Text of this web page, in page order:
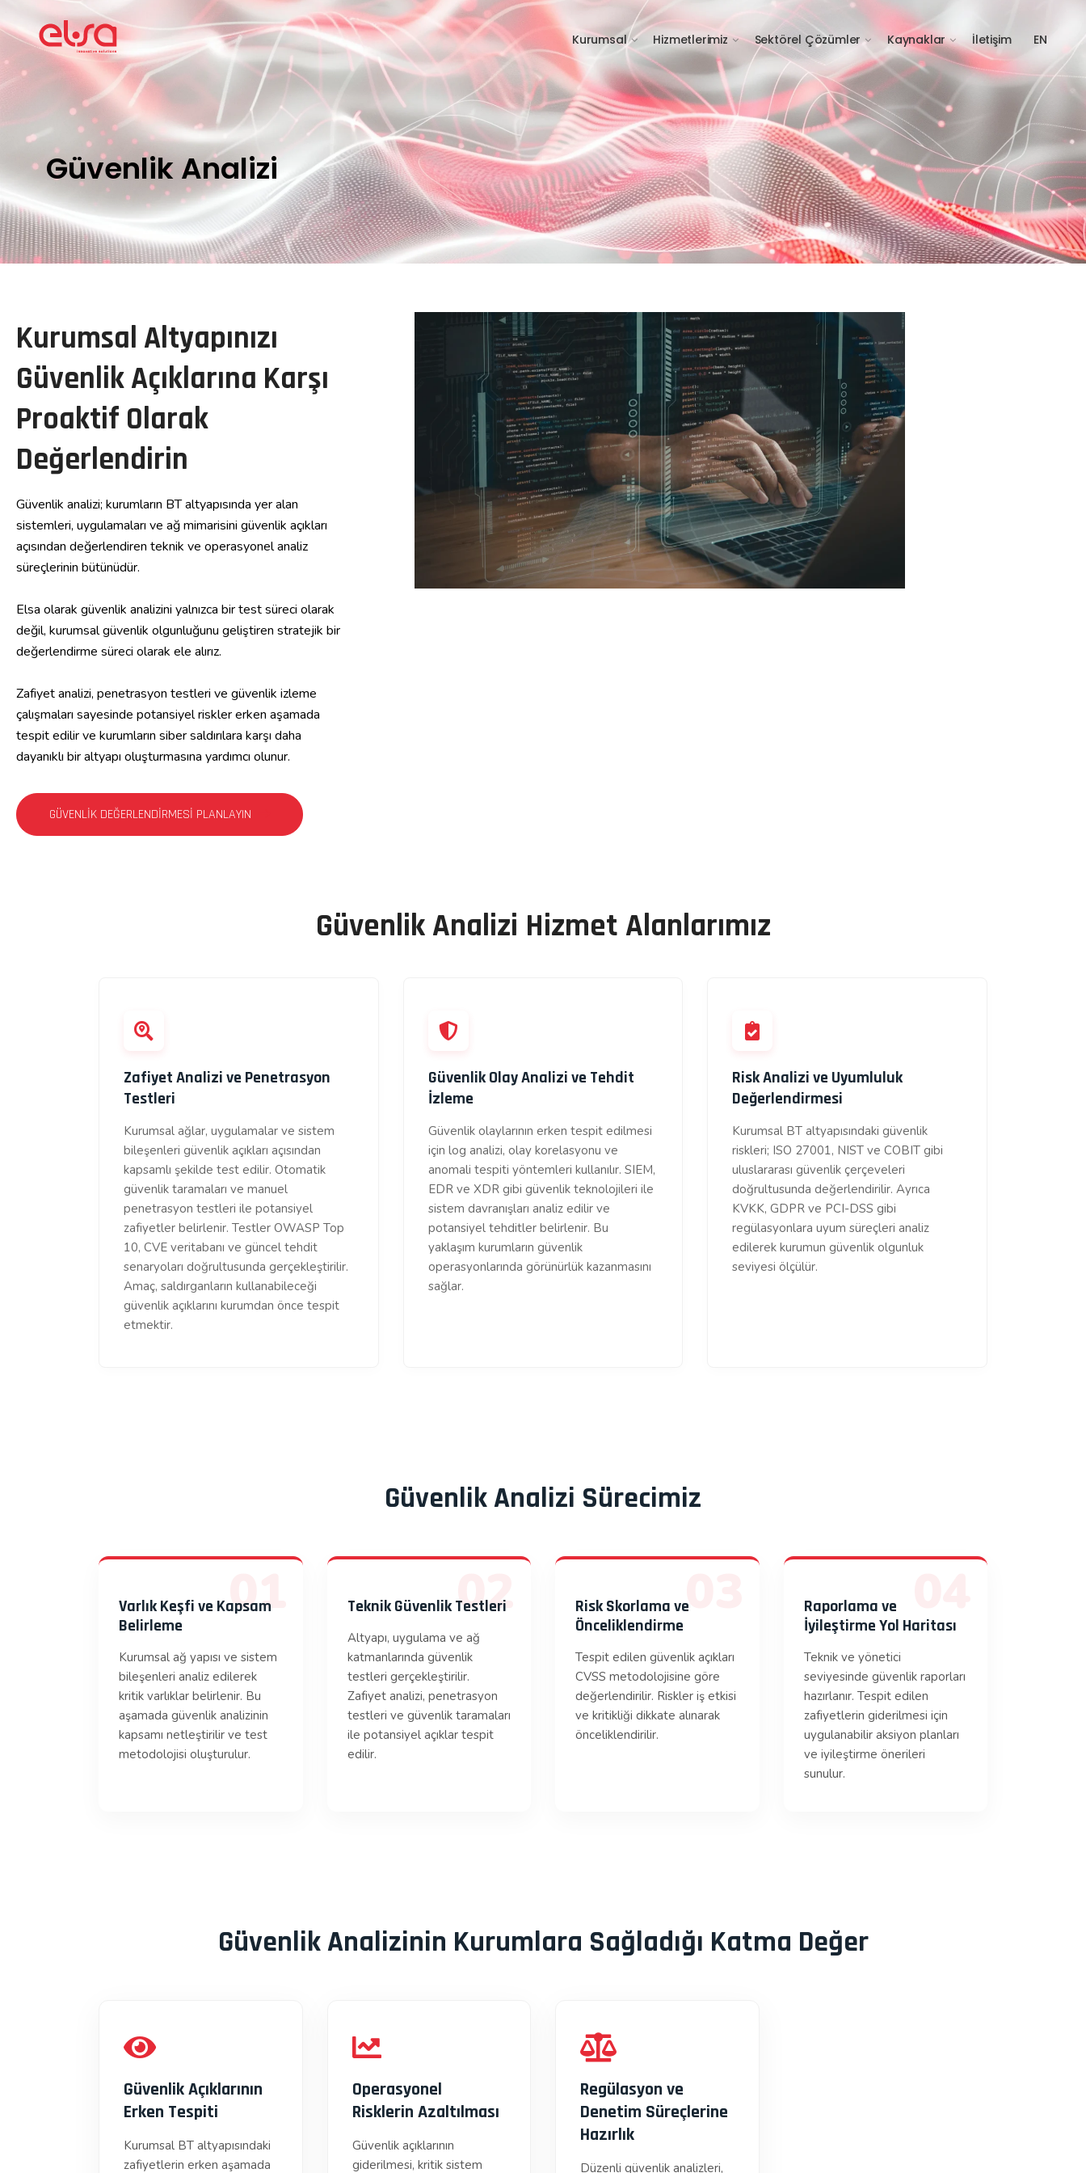
Kurumsal Hizmetlerimiz Sektörel Çözümler Kaynaklar İletişim EN
Güvenlik Analizi
Kurumsal Altyapınızı
Güvenlik Açıklarına Karşı
Proaktif Olarak
Değerlendirin
Güvenlik analizi; kurumların BT altyapısında yer alan
sistemleri, uygulamaları ve ağ mimarisini güvenlik açıkları
açısından değerlendiren teknik ve operasyonel analiz
süreçlerinin bütünüdür.
Elsa olarak güvenlik analizini yalnızca bir test süreci olarak
değil, kurumsal güvenlik olgunluğunu geliştiren stratejik bir
değerlendirme süreci olarak ele alırız.
Zafiyet analizi, penetrasyon testleri ve güvenlik izleme
çalışmaları sayesinde potansiyel riskler erken aşamada
tespit edilir ve kurumların siber saldırılara karşı daha
dayanıklı bir altyapı oluşturmasına yardımcı olunur.
GÜVENLIK DEĞERLENDIRMESI PLANLAYIN
Güvenlik Analizi Hizmet Alanlarımız
Zafiyet Analizi ve Penetrasyon
Testleri
Kurumsal ağlar, uygulamalar ve sistem
bileşenleri güvenlik açıkları açısından
kapsamlı şekilde test edilir. Otomatik
güvenlik taramaları ve manuel
penetrasyon testleri ile potansiyel
zafiyetler belirlenir. Testler OWASP Top
10, CVE veritabanı ve güncel tehdit
senaryoları doğrultusunda gerçekleştirilir.
Amaç, saldırganların kullanabileceği
güvenlik açıklarını kurumdan önce tespit
etmektir.
Güvenlik Olay Analizi ve Tehdit
İzleme
Güvenlik olaylarının erken tespit edilmesi
için log analizi, olay korelasyonu ve
anomali tespiti yöntemleri kullanılır. SIEM,
EDR ve XDR gibi güvenlik teknolojileri ile
sistem davranışları analiz edilir ve
potansiyel tehditler belirlenir. Bu
yaklaşım kurumların güvenlik
operasyonlarında görünürlük kazanmasını
sağlar.
Risk Analizi ve Uyumluluk
Değerlendirmesi
Kurumsal BT altyapısındaki güvenlik
riskleri; ISO 27001, NIST ve COBIT gibi
uluslararası güvenlik çerçeveleri
doğrultusunda değerlendirilir. Ayrıca
KVKK, GDPR ve PCI-DSS gibi
regülasyonlara uyum süreçleri analiz
edilerek kurumun güvenlik olgunluk
seviyesi ölçülür.
Güvenlik Analizi Sürecimiz
01
Varlık Keşfi ve Kapsam
Belirleme
Kurumsal ağ yapısı ve sistem
bileşenleri analiz edilerek
kritik varlıklar belirlenir. Bu
aşamada güvenlik analizinin
kapsamı netleştirilir ve test
metodolojisi oluşturulur.
02
Teknik Güvenlik Testleri
Altyapı, uygulama ve ağ
katmanlarında güvenlik
testleri gerçekleştirilir.
Zafiyet analizi, penetrasyon
testleri ve güvenlik taramaları
ile potansiyel açıklar tespit
edilir.
03
Risk Skorlama ve
Önceliklendirme
Tespit edilen güvenlik açıkları
CVSS metodolojisine göre
değerlendirilir. Riskler iş etkisi
ve kritikliği dikkate alınarak
önceliklendirilir.
Raporlama ve
İyileştirme Yol Haritası
Teknik ve yönetici
seviyesinde güvenlik raporları
hazırlanır. Tespit edilen
zafiyetlerin giderilmesi için
uygulanabilir aksiyon planları
ve iyileştirme önerileri
sunulur.
Güvenlik Analizinin Kurumlara Sağladığı Katma Değer
Güvenlik Açıklarının
Erken Tespiti
Kurumsal BT altyapısındaki
zafiyetlerin erken aşamada
Operasyonel
Risklerin Azaltılması
Güvenlik açıklarının
giderilmesi, kritik sistem
Regülasyon ve
Denetim Süreçlerine
Hazırlık
Düzenli güvenlik analizleri,